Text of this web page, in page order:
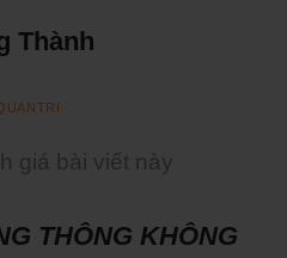
Thành
giá bài viết này
THÔNG KHÔNG